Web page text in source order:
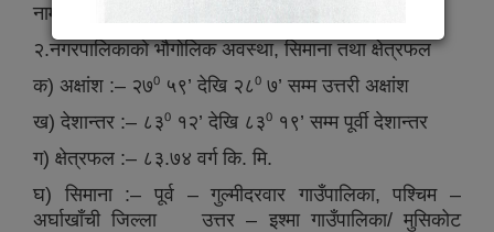
नामबाट ‘रेसुङ्गा नगरपालिका’ नामकरण गरिएको हो ।
२.नगरपालिकाको भौगोलिक अवस्था, सिमाना तथा क्षेत्रफल
क) अक्षांश :– २७⁰ ५९’ देखि २८⁰ ७’ सम्म उत्तरी अक्षांश
ख) देशान्तर :– ८३⁰ १२’ देखि ८३⁰ १९’ सम्म पूर्वी देशान्तर
ग) क्षेत्रफल :– ८३.७४ वर्ग कि. मि.
घ) सिमाना :– पूर्व – गुल्मीदरवार गाउँपालिका, पश्चिम –
अर्घाखाँची जिल्ला उत्तर – इश्मा गाउँपालिका/ मुसिकोट